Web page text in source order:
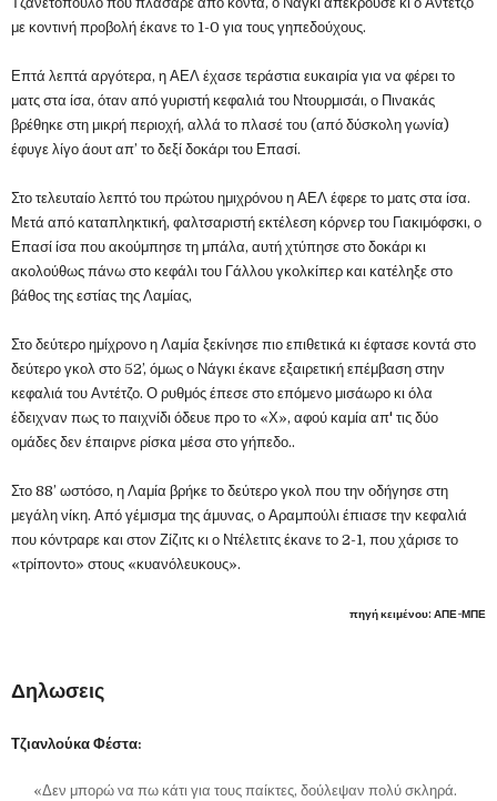
με κοντινή προβολή έκανε το 1-0 για τους γηπεδούχους.
Επτά λεπτά αργότερα, η ΑΕΛ έχασε τεράστια ευκαιρία για να φέρει το
ματς στα ίσα, όταν από γυριστή κεφαλιά του Ντουρμισάι, ο Πινακάς
βρέθηκε στη μικρή περιοχή, αλλά το πλασέ του (από δύσκολη γωνία)
έφυγε λίγο άουτ απ’ το δεξί δοκάρι του Επασί.
Στο τελευταίο λεπτό του πρώτου ημιχρόνου η ΑΕΛ έφερε το ματς στα ίσα.
Μετά από καταπληκτική, φαλτσαριστή εκτέλεση κόρνερ του Γιακιμόφσκι, ο
Επασί ίσα που ακούμπησε τη μπάλα, αυτή χτύπησε στο δοκάρι κι
ακολούθως πάνω στο κεφάλι του Γάλλου γκολκίπερ και κατέληξε στο
βάθος της εστίας της Λαμίας,
Στο δεύτερο ημίχρονο η Λαμία ξεκίνησε πιο επιθετικά κι έφτασε κοντά στο
δεύτερο γκολ στο 52’, όμως ο Νάγκι έκανε εξαιρετική επέμβαση στην
κεφαλιά του Αντέτζο. Ο ρυθμός έπεσε στο επόμενο μισάωρο κι όλα
έδειχναν πως το παιχνίδι όδευε προ το «Χ», αφού καμία απ' τις δύο
ομάδες δεν έπαιρνε ρίσκα μέσα στο γήπεδο..
Στο 88’ ωστόσο, η Λαμία βρήκε το δεύτερο γκολ που την οδήγησε στη
μεγάλη νίκη. Από γέμισμα της άμυνας, ο Αραμπούλι έπιασε την κεφαλιά
που κόντραρε και στον Ζίζιτς κι ο Ντέλετιτς έκανε το 2-1, που χάρισε το
«τρίποντο» στους «κυανόλευκους».
πηγή κειμένου: ΑΠΕ-ΜΠΕ
Δηλωσεις
Τζιανλούκα Φέστα:
«Δεν μπορώ να πω κάτι για τους παίκτες, δούλεψαν πολύ σκληρά.